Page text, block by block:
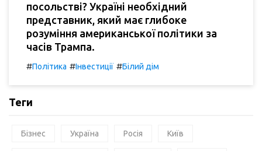
посольстві? Україні необхідний
представник, який має глибоке
розуміння американської політики за
часів Трампа.
#Політика #Інвестиції #Білий дім
Теги
Бізнес Україна Росія Київ